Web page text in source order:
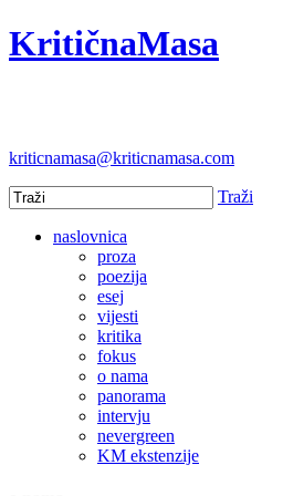
KritičnaMasa
kriticnamasa@kriticnamasa.com
Traži
naslovnica
proza
poezija
esej
vijesti
kritika
fokus
o nama
panorama
intervju
nevergreen
KM ekstenzije